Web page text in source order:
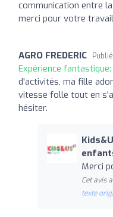
communication entre
merci pour votre
AGRO FREDERIC
Expérience fantastique:
d'activités, ma fille
vitesse folle tout en
hésiter.
Merci
Cet avis
texte